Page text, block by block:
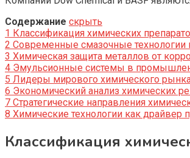
Содержание скрыть
1 Классификация химических
2 Современные смазочные
3 Химическая защита металлов от
4 Эмульсионные системы в
5 Лидеры мирового химического
6 Экономический анализ химических
7 Стратегические направления
8 Химические технологии как драйвер
Классификация